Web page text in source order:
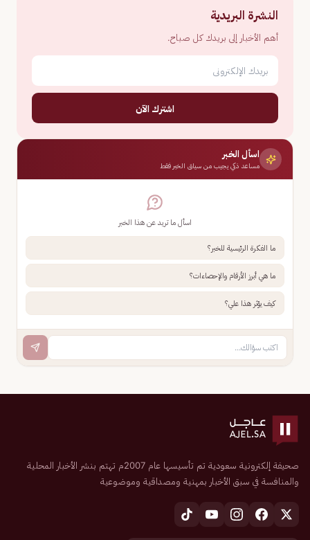
النشرة البريدية
أهم الأخبار إلى بريدك كل صباح.
اشترك الآن
اسأل الخبر
مساعد ذكي يجيب من سياق الخبر فقط
اسأل ما تريد عن هذا الخبر
ما الفكرة الرئيسية للخبر؟
ما هي أبرز الأرقام والإحصاءات؟
كيف يؤثر هذا علي؟
صحيفة إلكترونية سعودية تم تأسيسها عام 2007م تهتم بنشر الأخبار المحلية
والمنافسة في سبق الأخبار بمهنية ومصداقية وموضوعية